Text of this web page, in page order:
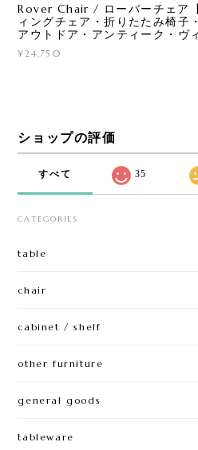
Rover Chair / ローバーチェア
ィングチェア・折りたたみ椅子
アウトドア・アンティーク・ヴ
¥24,750
ショップの評価
すべて 35
CATEGORIES
table
chair
cabinet / shelf
other furniture
general goods
tableware